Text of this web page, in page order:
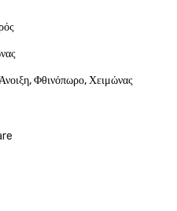
Φθινόπωρο, Χειμώνας